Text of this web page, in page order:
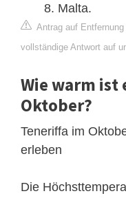
Malta.
Antrag auf
vollständige Antwort auf
Wie warm ist
Oktober?
Teneriffa im
erleben
Die